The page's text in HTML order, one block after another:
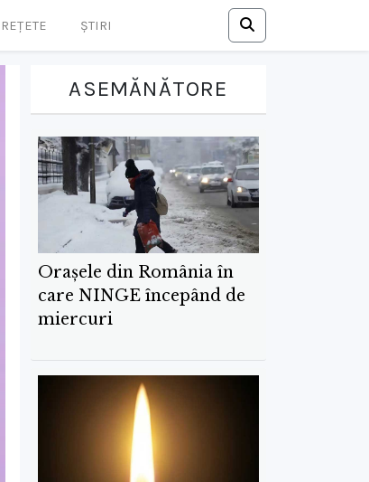
REȚETE ȘTIRI
ASEMĂNĂTORE
Orașele din România în
care NINGE începând de
miercuri